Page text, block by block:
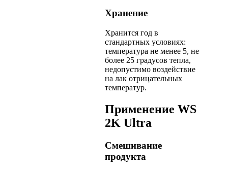
Хранение
Хранится год в
стандартных условиях:
температура не менее 5, не
более 25 градусов тепла,
недопустимо воздействие
на лак отрицательных
температур.
Применение WS
2K Ultra
Смешивание
продукта